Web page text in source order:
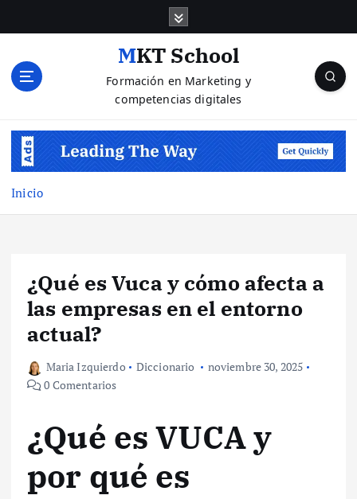
MKT School
Formación en Marketing y
competencias digitales
Inicio
¿Qué es Vuca y cómo afecta a
las empresas en el entorno
actual?
Maria Izquierdo Diccionario
noviembre 30, 2025
0 Comentarios
¿Qué es VUCA y
por qué es